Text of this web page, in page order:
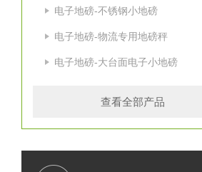
电子地磅-不锈钢小地磅
电子地磅-物流专用地磅秤
电子地磅-大台面电子小地磅
查看全部产品